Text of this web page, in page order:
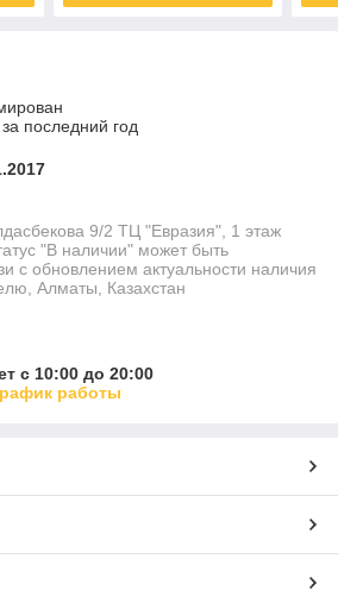
последний год
9/2 ТЦ "Евразия", 1 этаж
"В наличии" может быть
с обновлением актуальности наличия
Алматы, Казахстан
с 10:00 до 20:00
работы